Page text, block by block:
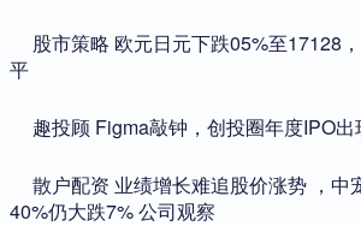
股市策略 欧元日元下跌05%至17128
平
趣投顾 Figma敲钟，创投圈年度IPO出
散户配资 业绩增长难追股价涨势 ，中
40%仍大跌7% 公司观察